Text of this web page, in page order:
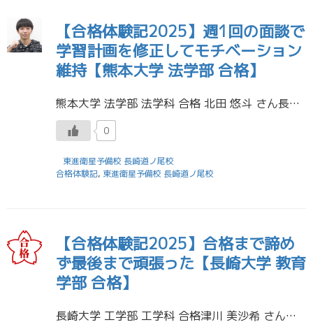
【合格体験記2025】週1回の面談で
学習計画を修正してモチベーション
維持【熊本大学 法学部 合格】
熊本大学 法学部 法学科 合格 北田 悠斗 さん長崎北陽台高校 卒業 東進では週に1回必ず面談ができるので、計画修正などがしやすく失敗してもすぐに切り替えることができました。また、面談を通してストレスも緩和され、自分のモ […]
0
東進衛星予備校 長崎道ノ尾校
合格体験記, 東進衛星予備校 長崎道ノ尾校
【合格体験記2025】合格まで諦め
ず最後まで頑張った【長崎大学 教育
学部 合格】
長崎大学 工学部 工学科 合格津川 美沙希 さん長崎北陽台高校 卒業 私にとって「受験勉強」は、苦しかったけど、苦しさ以上に得るものが多かったです。 第一志望校に合格できたのは、諦めず最後まで頑張ったことです。勉強してい […]